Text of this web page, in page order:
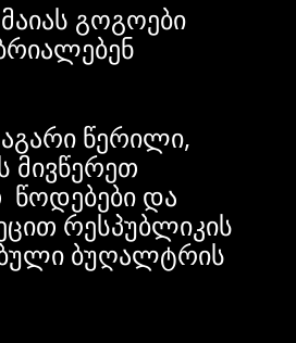
გოგოები
წერილი,
მივწერეთ
და
რესპუბლიკის
ბუღალტრის